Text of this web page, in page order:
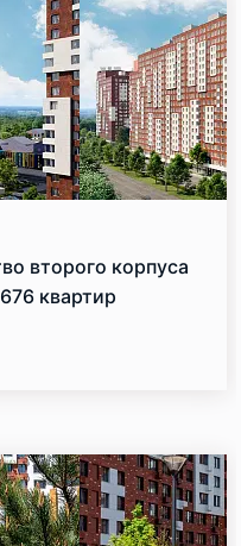
второго корпуса
квартир